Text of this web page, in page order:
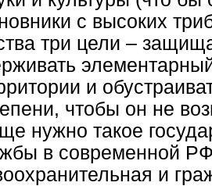
с высоких
три цели –
и
чтобы он не
нужно такое
в современной
и